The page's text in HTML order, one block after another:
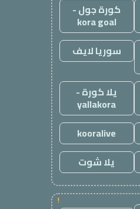
كورة جول -
kora goal
سوريا لايف
يلا كورة -
yallakora
kooralive
يلا شوت
!